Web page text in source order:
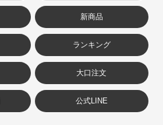
新商品
ランキング
大口注文
公式LINE